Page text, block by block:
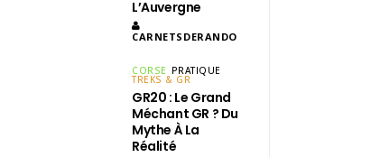
L’Auvergne
CARNETSDERANDO
CORSE PRATIQUE
TREKS & GR
GR20 : Le Grand
Méchant GR ? Du
Mythe À La
Réalité